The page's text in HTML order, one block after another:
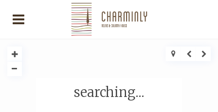
searching...